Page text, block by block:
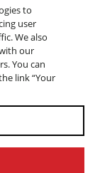
to
user
We also
our
You can
link “Your